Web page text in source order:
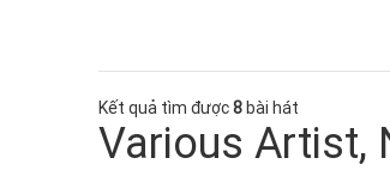
Kết quả tìm được8bài hát
Various Artist,